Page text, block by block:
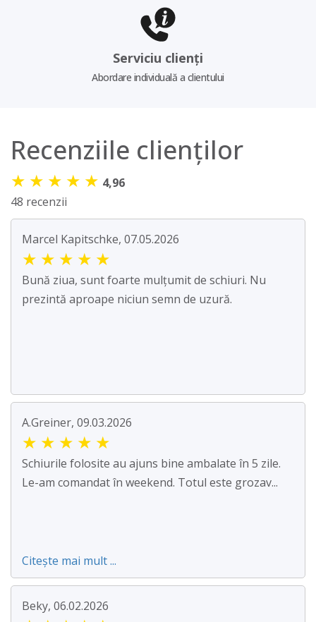
Serviciu clienți
Abordare individuală a clientului
Recenziile clienților
★ ★ ★ ★ ★ 4,96
48 recenzii
Marcel Kapitschke, 07.05.2026
★ ★ ★ ★ ★
Bună ziua, sunt foarte mulțumit de schiuri. Nu
prezintă aproape niciun semn de uzură.
A.Greiner, 09.03.2026
★ ★ ★ ★ ★
Schiurile folosite au ajuns bine ambalate în 5 zile.
Le-am comandat în weekend. Totul este grozav...
Citește mai mult ...
Beky, 06.02.2026